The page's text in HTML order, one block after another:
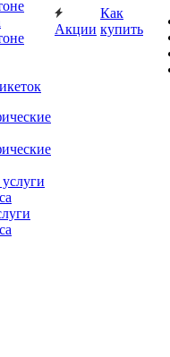
Акции
Как
купить